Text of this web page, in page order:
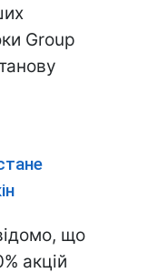
Group
що
акцій